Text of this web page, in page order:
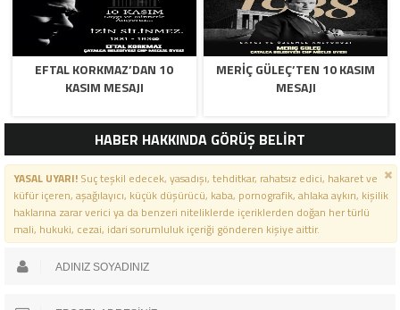
EFTAL KORKMAZ’DAN 10
KASIM MESAJI
MERİÇ GÜLEÇ’TEN 10 KASIM
MESAJI
HABER HAKKINDA GÖRÜŞ BELİRT
YASAL UYARI!Suç teşkil edecek, yasadışı, tehditkar, rahatsız edici, hakaret ve
küfür içeren, aşağılayıcı, küçük düşürücü, kaba, pornografik, ahlaka aykırı, kişilik
haklarına zarar verici ya da benzeri niteliklerde içeriklerden doğan her türlü
mali, hukuki, cezai, idari sorumluluk içeriği gönderen kişiye aittir.